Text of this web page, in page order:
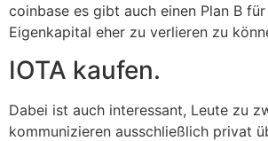
coinbase es gibt auch einen Plan B
Eigenkapital eher zu verlieren zu
IOTA kaufen.
Dabei ist auch interessant, Leute zu
kommunizieren ausschließlich privat